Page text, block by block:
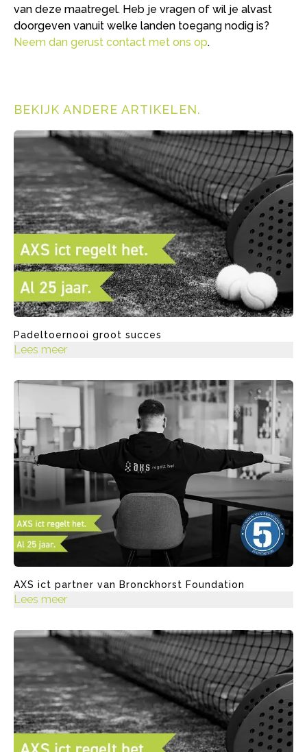
van deze maatregel. Heb je vragen of wil je alvast
doorgeven vanuit welke landen toegang nodig is?
Neem dan gerust contact met ons op.
BEKIJK ANDERE ARTIKELEN.
Padeltoernooi groot succes
Lees meer
AXS ict partner van Bronckhorst Foundation
Lees meer